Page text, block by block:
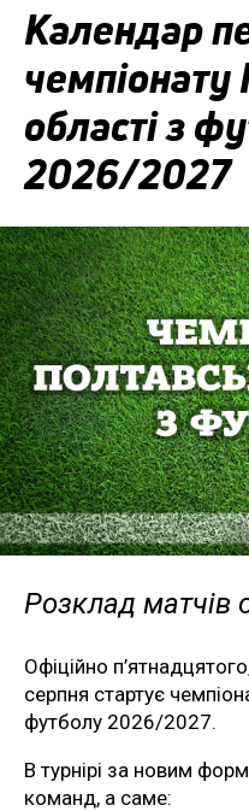
Календар
чемпіонату
області з
2026/2027
Розклад матчів
Офіційно
серпня стартує
футболу 2026/2027.
В турнірі за новим
команд, а саме: